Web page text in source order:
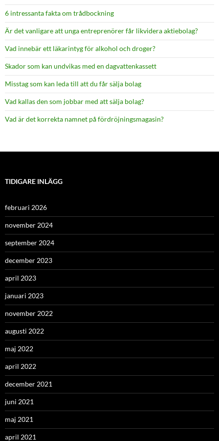
6 intressanta fakta om trådbockning
Är det vanligare att unga entreprenörer får likvidera aktiebolag?
Vad innebär ett läkarintyg för alkohol och droger?
Skador som kan undvikas med en dagvattenkassett
Misstag som kan leda till att du får sälja bolag
Vad kallas den som jobbar med att sälja bolag?
Vad är det korrekta namnet på fördröjningsmagasin?
TIDIGARE INLÄGG
februari 2026
november 2024
september 2024
december 2023
april 2023
januari 2023
november 2022
augusti 2022
maj 2022
april 2022
december 2021
juni 2021
maj 2021
april 2021